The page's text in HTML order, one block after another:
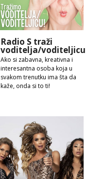
Radio S traži
voditelja/voditeljicu!
Ako si zabavna, kreativna i
interesantna osoba koja u
svakom trenutku ima šta da
kaže, onda si to ti!